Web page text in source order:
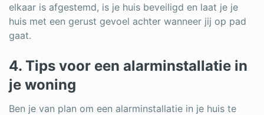
elkaar is afgestemd, is je huis beveiligd en laat je je
huis met een gerust gevoel achter wanneer jij op pad
gaat.
4. Tips voor een alarminstallatie in
je woning
Ben je van plan om een alarminstallatie in je huis te